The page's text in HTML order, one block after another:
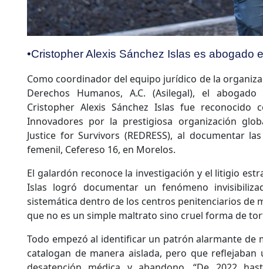
•Cristopher Alexis Sánchez Islas es abogado
Como coordinador del equipo jurídico de la
Derechos Humanos, A.C. (Asilegal), el
Cristopher Alexis Sánchez Islas fue reconocido
Innovadores por la prestigiosa organización
Justice for Survivors (REDRESS), al documentar
femenil, Cefereso 16, en Morelos.
El galardón reconoce la investigación y el litigio
Islas logró documentar un fenómeno
sistemática dentro de los centros penitenciarios de
que no es un simple maltrato sino cruel forma de
Todo empezó al identificar un patrón alarmante de
catalogan de manera aislada, pero que